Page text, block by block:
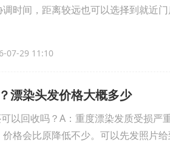
时间，距离较远也可以选择到就近
07-29 11:10
漂染头发价格大概多少
以回收吗？A：重度漂染发质受损
格会比原降低不少。可以先发照片